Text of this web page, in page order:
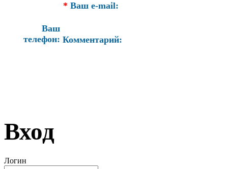
* Ваш e-mail:
Ваш
телефон: Комментарий:
Вход
Логин